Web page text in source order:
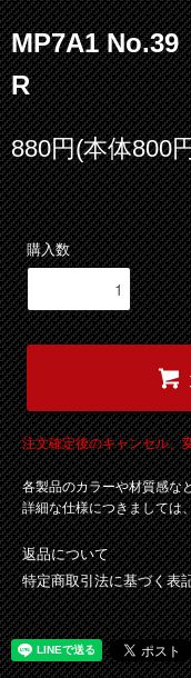
MP7A1 No.39
R
880円(本体800
購入数
注文確定後のキャンセル、
各製品のカラーや材質感な
詳細な仕様につきましては
返品について
特定商取引法に基づく表